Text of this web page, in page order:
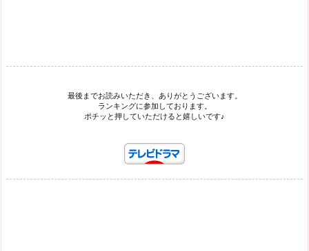
最後までお読みいただき、ありがとうございます。
ランキングに参加しております。
ポチッと押していただけると嬉しいです♪